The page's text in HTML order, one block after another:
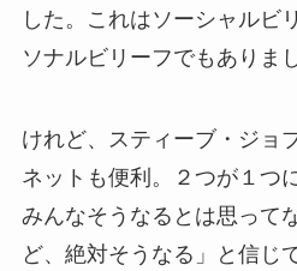
した。これはソーシャルビ
ソナルビリーフでもありま
けれど、スティーブ・ジョ
ネットも便利。２つが１つ
みんなそうなるとは思って
ど、絶対そうなる」と信じ